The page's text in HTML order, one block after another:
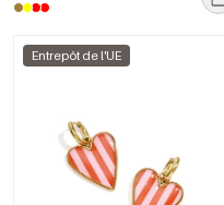
Entrepôt de l'UE